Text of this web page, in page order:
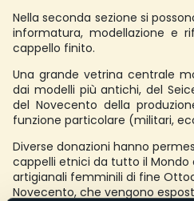
Nella seconda sezione si
informatura, modellazione e
cappello finito.
Una grande vetrina centrale
dai modelli più antichi, del
del Novecento della
funzione particolare (militari,
Diverse donazioni hanno
cappelli etnici da tutto il Mondo
artigianali femminili di fine
Novecento, che vengono